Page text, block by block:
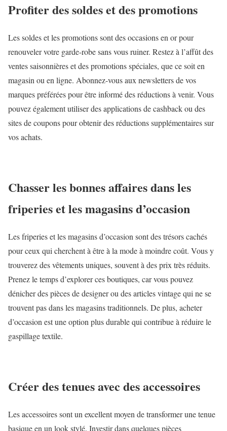
Profiter des soldes et des promotions
Les soldes et les promotions sont des occasions en or pour
renouveler votre garde-robe sans vous ruiner. Restez à l’affût des
ventes saisonnières et des promotions spéciales, que ce soit en
magasin ou en ligne. Abonnez-vous aux newsletters de vos
marques préférées pour être informé des réductions à venir. Vous
pouvez également utiliser des applications de cashback ou des
sites de coupons pour obtenir des réductions supplémentaires sur
vos achats.
Chasser les bonnes affaires dans les
friperies et les magasins d’occasion
Les friperies et les magasins d’occasion sont des trésors cachés
pour ceux qui cherchent à être à la mode à moindre coût. Vous y
trouverez des vêtements uniques, souvent à des prix très réduits.
Prenez le temps d’explorer ces boutiques, car vous pouvez
dénicher des pièces de designer ou des articles vintage qui ne se
trouvent pas dans les magasins traditionnels. De plus, acheter
d’occasion est une option plus durable qui contribue à réduire le
gaspillage textile.
Créer des tenues avec des accessoires
Les accessoires sont un excellent moyen de transformer une tenue
basique en un look stylé. Investir dans quelques pièces